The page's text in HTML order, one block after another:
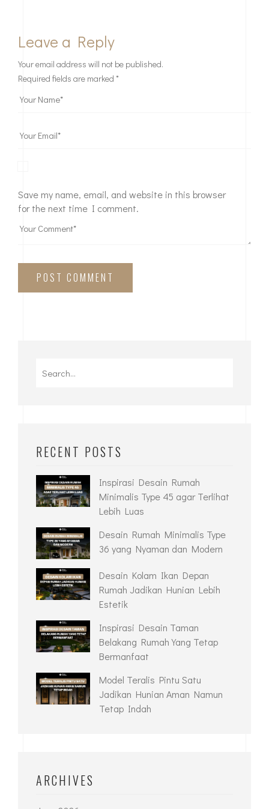
Leave a Reply
Your email address will not be published.
Required fields are marked *
Save my name, email, and website in this browser
for the next time I comment.
POST COMMENT
RECENT POSTS
Inspirasi Desain Rumah
Minimalis Type 45 agar Terlihat
Lebih Luas
Desain Rumah Minimalis Type
36 yang Nyaman dan Modern
Desain Kolam Ikan Depan
Rumah Jadikan Hunian Lebih
Estetik
Inspirasi Desain Taman
Belakang Rumah Yang Tetap
Bermanfaat
Model Teralis Pintu Satu
Jadikan Hunian Aman Namun
Tetap Indah
ARCHIVES